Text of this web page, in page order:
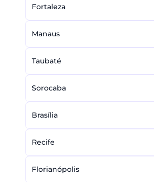
Fortaleza
Manaus
Taubaté
Sorocaba
Brasília
Recife
Florianópolis